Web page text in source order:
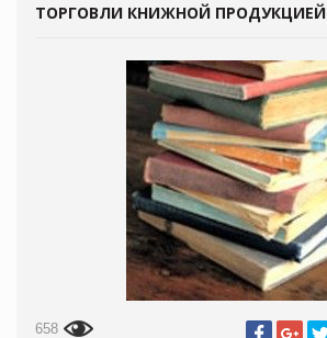
ТОРГОВЛИ КНИЖНОЙ ПРОДУКЦИЕЙ
658